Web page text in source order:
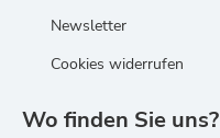
Newsletter
Cookies widerrufen
Wo finden Sie uns?